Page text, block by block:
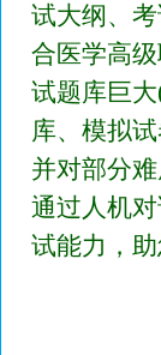
试大纲、
合医学高
试题库巨
库、模拟
并对部分
通过人机
试能力，助